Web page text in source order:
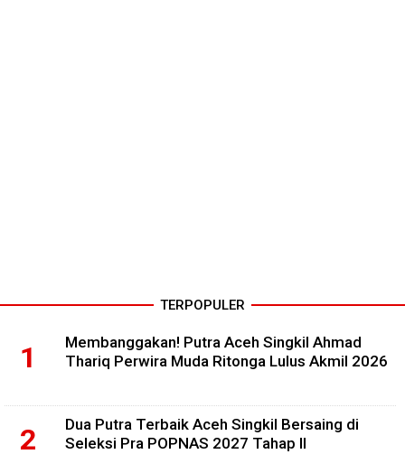
TERPOPULER
Membanggakan! Putra Aceh Singkil Ahmad
Thariq Perwira Muda Ritonga Lulus Akmil 2026
Dua Putra Terbaik Aceh Singkil Bersaing di
Seleksi Pra POPNAS 2027 Tahap II